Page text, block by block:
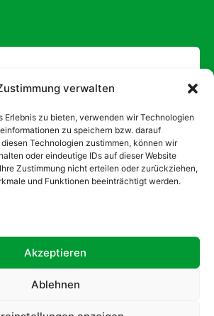
verwalten
Erlebnis zu bieten, verwenden wir Technologien
zu speichern bzw. darauf
Technologien zustimmen, können wir
oder eindeutige IDs auf dieser Website
Zustimmung nicht erteilen oder zurückziehen,
und Funktionen beeinträchtigt werden.
Akzeptieren
Ablehnen
Impressum